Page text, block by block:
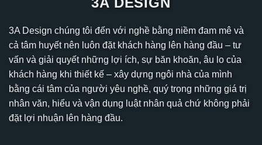
3A Design chúng tôi đến với nghề bằng niềm đam mê và
cả tâm huyết nên luôn đặt khách hàng lên hàng đầu – tư
vấn và giải quyết những lợi ích, sự băn khoăn, âu lo của
khách hàng khi thiết kế – xây dựng ngôi nhà của mình
bằng cái tâm của người yêu nghề, quý trọng những giá trị
nhân văn, hiểu và vận dụng luật nhân quả chứ không phải
đặt lợi nhuận lên hàng đầu.